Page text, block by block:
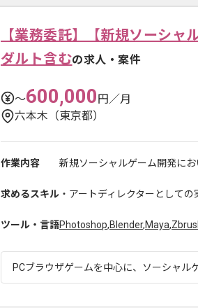
【業務委託】【新規ソーシ
ダルト含むの求人・案件
〜600,000円／月
六本木（東京都）
作業内容 新規ソーシャルゲーム開発に
求めるスキル ・アートディレクターとしての
ツール・言語Photoshop,Blender,Maya,
PCブラウザゲームを中心に、ソーシャル